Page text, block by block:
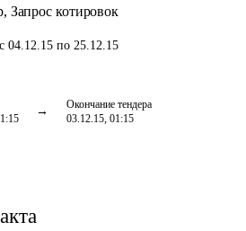
, Запрос котировок
с 04.12.15 по 25.12.15
Окончание тендера
03.12.15, 01:15